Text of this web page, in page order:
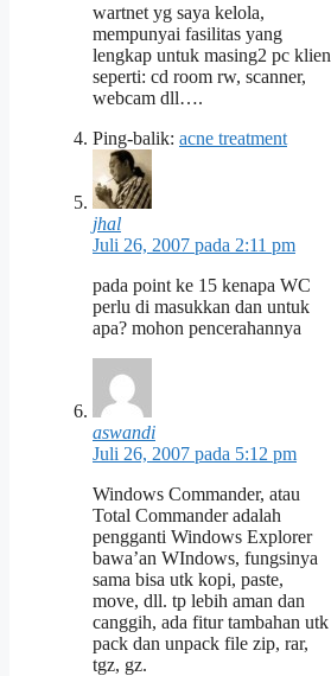
wartnet yg saya kelola,
mempunyai fasilitas yang
lengkap untuk masing2 pc klien
seperti: cd room rw, scanner,
webcam dll….
Ping-balik: acne treatment
jhal
Juli 26, 2007 pada 2:11 pm
pada point ke 15 kenapa WC
perlu di masukkan dan untuk
apa? mohon pencerahannya
aswandi
Juli 26, 2007 pada 5:12 pm
Windows Commander, atau
Total Commander adalah
pengganti Windows Explorer
bawa’an WIndows, fungsinya
sama bisa utk kopi, paste,
move, dll. tp lebih aman dan
canggih, ada fitur tambahan utk
pack dan unpack file zip, rar,
tgz, gz.